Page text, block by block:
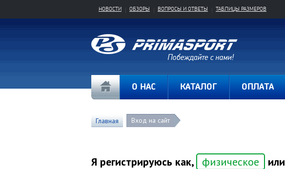
НОВОСТИ ОБЗОРЫ ВОПРОСЫ И ОТВЕТЫ ТАБЛИЦЫ РАЗМЕРОВ
О НАС КАТАЛОГ ОПЛАТА
Главная Вход на сайт
Я регистрируюсь как, физическое или